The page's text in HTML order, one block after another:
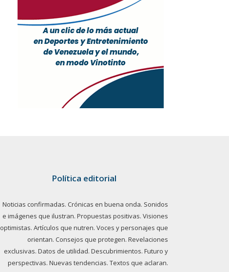
Política editorial
Noticias confirmadas. Crónicas en buena onda. Sonidos
e imágenes que ilustran. Propuestas positivas. Visiones
optimistas. Artículos que nutren. Voces y personajes que
orientan. Consejos que protegen. Revelaciones
exclusivas. Datos de utilidad. Descubrimientos. Futuro y
perspectivas. Nuevas tendencias. Textos que aclaran.